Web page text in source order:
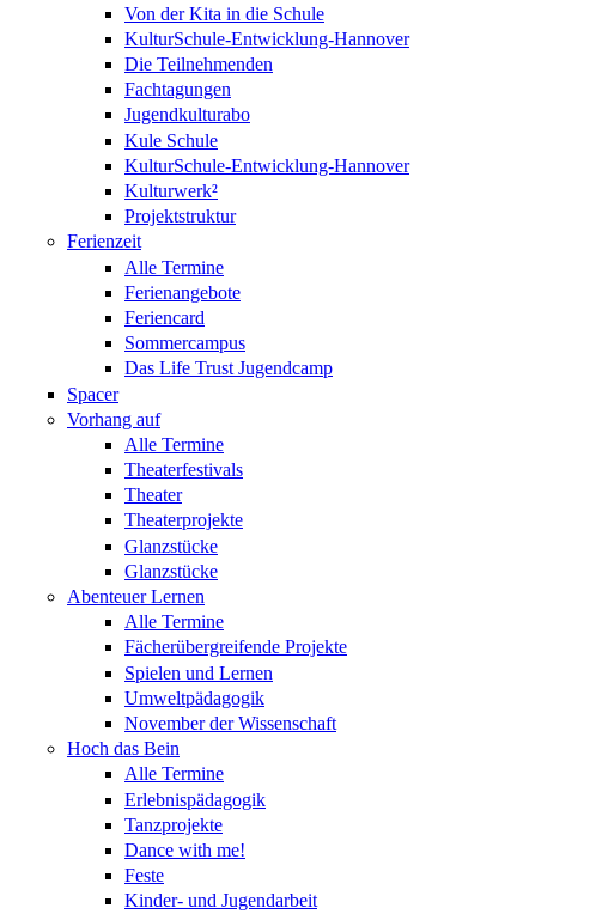
Von der Kita in die Schule
KulturSchule-Entwicklung-Hannover
Die Teilnehmenden
Fachtagungen
Jugendkulturabo
Kule Schule
KulturSchule-Entwicklung-Hannover
Kulturwerk²
Projektstruktur
Ferienzeit
Alle Termine
Ferienangebote
Feriencard
Sommercampus
Das Life Trust Jugendcamp
Spacer
Vorhang auf
Alle Termine
Theaterfestivals
Theater
Theaterprojekte
Glanzstücke
Glanzstücke
Abenteuer Lernen
Alle Termine
Fächerübergreifende Projekte
Spielen und Lernen
Umweltpädagogik
November der Wissenschaft
Hoch das Bein
Alle Termine
Erlebnispädagogik
Tanzprojekte
Dance with me!
Feste
Kinder- und Jugendarbeit